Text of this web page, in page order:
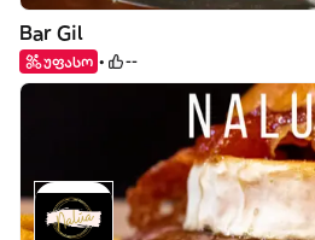
Bar Gil
უფასო --